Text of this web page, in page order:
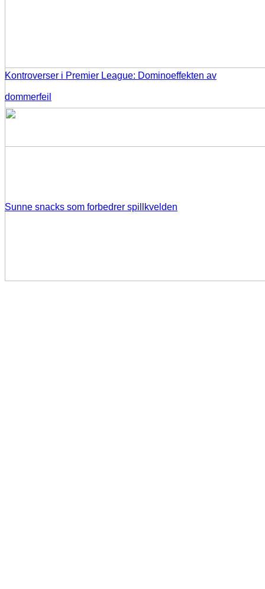
Kontroverser i Premier League: Dominoeffekten av
dommerfeil
Sunne snacks som forbedrer spillkvelden